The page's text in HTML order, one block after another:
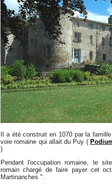
Il a été construit en 1070 par la
voie romaine qui allait du Puy (
)
Pendant l'occupation romaine, le
romain chargé de faire payer cet
Martinanches ".